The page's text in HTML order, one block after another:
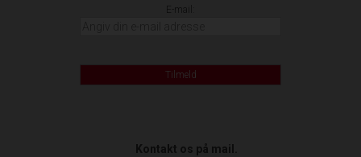
E-mail:
Tilmeld
Kontakt os på mail.